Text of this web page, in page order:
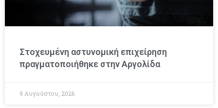
Στοχευμένη αστυνομική επιχείρηση
πραγματοποιήθηκε στην Αργολίδα
9 Αυγούστου, 2026